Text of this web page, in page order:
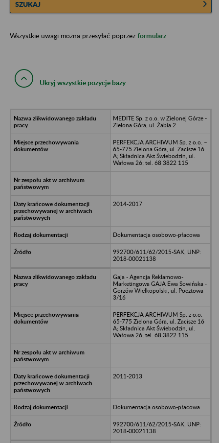
SZUKAJ
Wszystkie uwagi można przesyłać poprzez formularz
Ukryj wszystkie pozycje bazy
MEDITE Sp. z o.o. w Zielonej Górze -
Zielona Góra, ul. Żabia 2
PERFEKCJA ARCHIWUM Sp. z o.o. –
65-775 Zielona Góra, ul. Zacisze 16
A; Składnica Akt Świebodzin, ul.
Wałowa 26; tel. 68 3822 115
2014-2017
Dokumentacja osobowo-płacowa
992700/611/62/2015-SAK, UNP:
2018-00021138
Gaja - Agencja Reklamowo-
Marketingowa GAJA Ewa Sowińska -
Gorzów Wielkopolski, ul. Pocztowa
3/16
PERFEKCJA ARCHIWUM Sp. z o.o. –
65-775 Zielona Góra, ul. Zacisze 16
A; Składnica Akt Świebodzin, ul.
Wałowa 26; tel. 68 3822 115
2011-2013
Dokumentacja osobowo-płacowa
992700/611/62/2015-SAK, UNP:
2018-00021138